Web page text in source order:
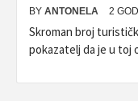
BY ANTONELA 2
Skroman broj
pokazatelj da je u toj